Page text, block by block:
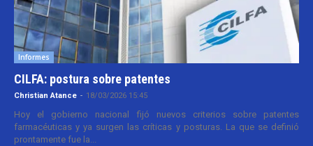
Informes
CILFA: postura sobre patentes
Christian Atance - 18/03/2026 15:45
Hoy el gobierno nacional fijó nuevos criterios sobre patentes
farmacéuticas y ya surgen las críticas y posturas. La que se definió
prontamente fue la...